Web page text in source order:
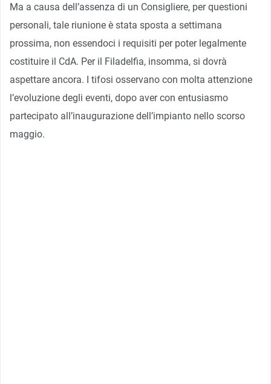
Ma a causa dell’assenza di un Consigliere, per questioni
personali, tale riunione è stata sposta a settimana
prossima, non essendoci i requisiti per poter legalmente
costituire il CdA. Per il Filadelfia, insomma, si dovrà
aspettare ancora. I tifosi osservano con molta attenzione
l’evoluzione degli eventi, dopo aver con entusiasmo
partecipato all’inaugurazione dell’impianto nello scorso
maggio.